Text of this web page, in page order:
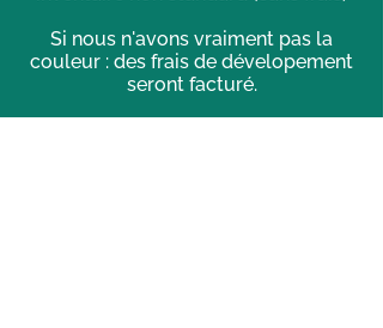
Si nous n'avons vraiment pas la
couleur : des frais de dévelopement
seront facturé.